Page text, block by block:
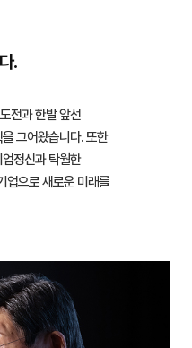
.
전과 한발 앞선
그어왔습니다. 또한
정신과 탁월한
업으로 새로운 미래를